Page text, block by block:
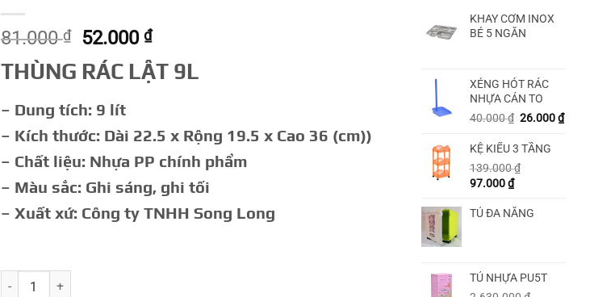
81.000₫
Giá
gốc
là:
52.000₫Giá
hiện
tại
THÙNG RÁC LẬT 9L
– Dung tích: 9 lít
– Kích thước: Dài 22.5 x Rộng 19.5 x Cao 36 (cm))
– Chất liệu: Nhựa PP chính phẩm
– Màu sắc: Ghi sáng, ghi tối
– Xuất xứ: Công ty TNHH Song Long
THÙNG RÁC 9L số lượng
KHAY CƠM INOX
BÉ 5 NGĂN
XẺNG HÓT RÁC
NHỰA CÁN TO
40.000₫ 26.000₫
KỆ KIỂU 3 TẦNG
139.000₫
97.000₫
TỦ ĐA NĂNG
TỦ NHỰA PU5T